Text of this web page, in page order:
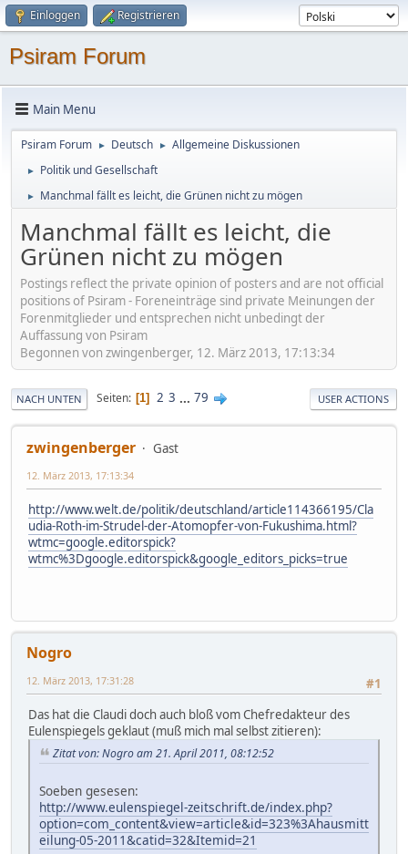
Einloggen Registrieren
Psiram Forum
Main Menu
Psiram Forum ► Deutsch ► Allgemeine Diskussionen
► Politik und Gesellschaft
► Manchmal fällt es leicht, die Grünen nicht zu mögen
Manchmal fällt es leicht, die
Grünen nicht zu mögen
Postings reflect the private opinion of posters and are not official
positions of Psiram - Foreneinträge sind private Meinungen der
Forenmitglieder und entsprechen nicht unbedingt der
Auffassung von Psiram
Begonnen von zwingenberger, 12. März 2013, 17:13:34
NACH UNTEN Seiten 1 2 3 ... 79 USER ACTIONS
zwingenberger Gast
12. März 2013, 17:13:34
http://www.welt.de/politik/deutschland/article114366195/Cla
udia-Roth-im-Strudel-der-Atomopfer-von-Fukushima.html?
wtmc=google.editorspick?
wtmc%3Dgoogle.editorspick&google_editors_picks=true
Nogro
#1
12. März 2013, 17:31:28
Das hat die Claudi doch auch bloß vom Chefredakteur des
Eulenspiegels geklaut (muß mich mal selbst zitieren):
Zitat von: Nogro am 21. April 2011, 08:12:52
Soeben gesesen:
http://www.eulenspiegel-zeitschrift.de/index.php?
option=com_content&view=article&id=323%3Ahausmitt
eilung-05-2011&catid=32&Itemid=21